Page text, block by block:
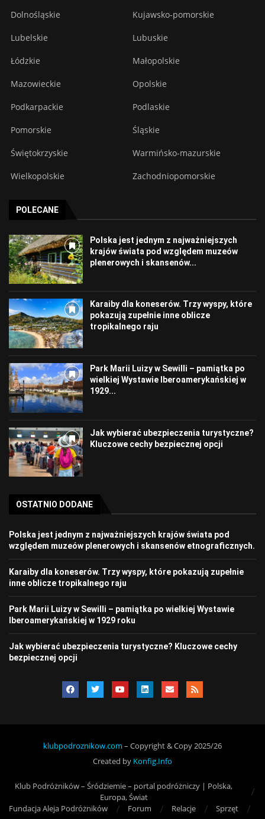
Dolnośląskie Kujawsko-pomorskie
Lubelskie Lubuskie
Łódzkie Małopolskie
Mazowieckie Opolskie
Podkarpackie Podlaskie
Pomorskie Śląskie
Świętokrzyskie Warmińsko-mazurskie
Wielkopolskie Zachodniopomorskie
POLECANE
Polska jest jednym z najważniejszych
krajów świata pod względem muzeów
plenerowych i skansenów...
Karaiby dla koneserów. Trzy wyspy, które
pokazują zupełnie inne oblicze
tropikalnego raju
Park Marii Luizy w Sewilli – pamiątka po
wielkiej Wystawie Iberoamerykańskiej w
1929...
Jak wybierać ubezpieczenia turystyczne?
Kluczowe cechy bezpiecznej opcji
OSTATNIO DODANE
Polska jest jednym z najważniejszych krajów świata pod
względem muzeów plenerowych i skansenów etnograficznych.
Karaiby dla koneserów. Trzy wyspy, które pokazują zupełnie
inne oblicze tropikalnego raju
Park Marii Luizy w Sewilli – pamiątka po wielkiej Wystawie
Iberoamerykańskiej w 1929 roku
Jak wybierać ubezpieczenia turystyczne? Kluczowe cechy
bezpiecznej opcji
klubpodroznikow.com – Copyright & Copy 2025/26
Created by Konfig.Info
Klub Podróżników – Śródziemie – portal podróżniczy | Polska,
Europa, Świat
Fundacja Aleja Podróżników
Forum Relacje
Sprzęt